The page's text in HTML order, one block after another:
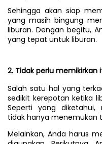
Sehingga akan siap
yang masih bingung
liburan. Dengan begitu,
yang tepat untuk liburan.
2. Tidak perlu memikirkan
Salah satu hal yang
sedikit kerepotan ketika
Seperti yang diketahui,
tidak hanya menemukan
Melainkan, Anda harus